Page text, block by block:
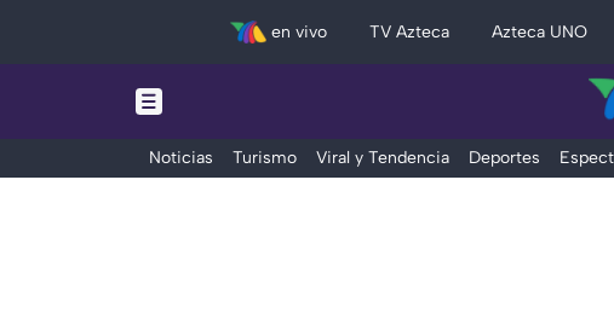
en vivo TV Azteca Azteca UNO
Noticias Turismo Viral y Tendencia Deportes